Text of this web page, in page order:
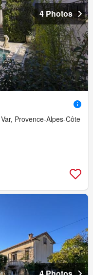
4 Photos
Provence-Alpes-Côte